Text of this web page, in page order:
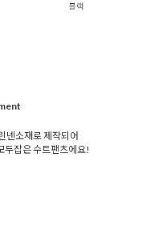
넨소재로 제작되어
두잡은 수트팬츠에요!